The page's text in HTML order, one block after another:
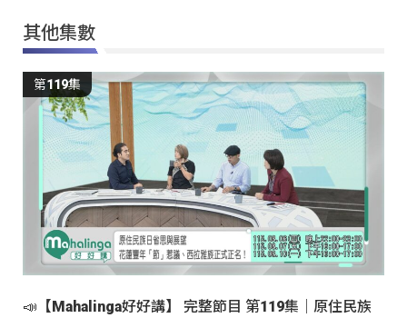
其他集數
第119集
📣【Mahalinga好好講】 完整節目 第119集｜原住民族